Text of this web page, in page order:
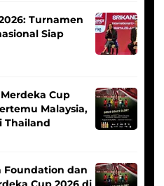
Turnamen
Siap
Cup
Malaysia,
Thailand
Foundation dan